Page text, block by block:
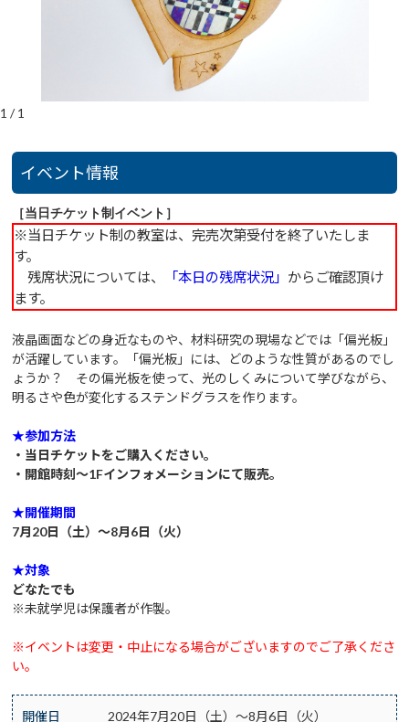
1 /1
イベント情報
［当日チケット制イベント］
※当日チケット制の教室は、完売次第受付を終了いたしま
す。
残席状況については、
「本日の残席状況」 からご確認頂け
ます。
液晶画面などの身近なものや、材料研究の現場などでは「偏光板」
が活躍しています。「偏光板」には、どのような性質があるのでし
ょうか？ その偏光板を使って、光のしくみについて学びながら、
明るさや色が変化するステンドグラスを作ります。
★参加方法
・当日チケットをご購入ください。
・開館時刻～1Fインフォメーションにて販売。
★開催期間
7月20日（土）～8月6日（火）
★対象
どなたでも
※未就学児は保護者が作製。
※イベントは変更・中止になる場合がございますのでご了承くださ
い。
開催日 2024年7月20日（土）～8月6日（火）